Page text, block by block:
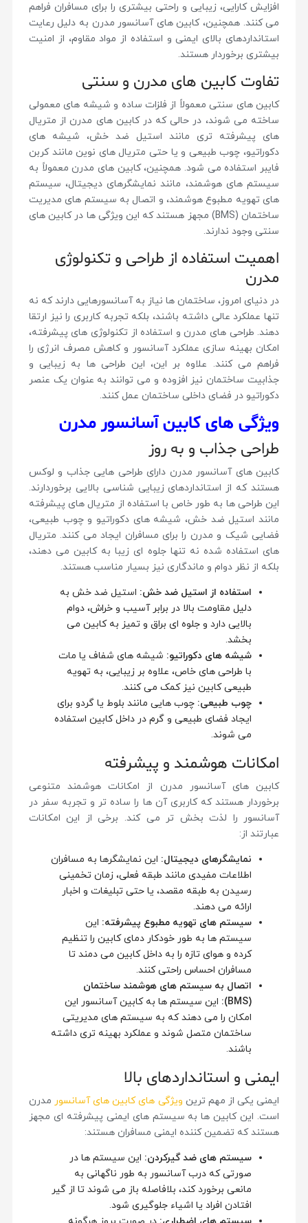
افزایش کارایی، زیبایی و راحتی بیشتری را برای مسافران فراهم
می کنند. همچنین، کابین های آسانسور مدرن به دلیل رعایت
استانداردهای بالای ایمنی و استفاده از مواد مقاوم، از امنیت
بیشتری برخوردار هستند.
تفاوت کابین های مدرن و سنتی
کابین های سنتی معمولاً از فلزات ساده و شیشه های معمولی
ساخته می شوند، در حالی که در کابین های مدرن از متریال
های پیشرفته تری مانند استیل ضد خش، شیشه های
دکوراتیو، چوب طبیعی و یا حتی متریال های نوین مانند کربن
فایبر استفاده می شود. همچنین، کابین های مدرن معمولاً به
سیستم های هوشمند، مانند نمایشگرهای دیجیتال، سیستم
های تهویه مطبوع هوشمند، و اتصال به سیستم های مدیریت
ساختمان (BMS) مجهز هستند که این ویژگی ها در کابین های
سنتی وجود ندارند.
اهمیت استفاده از طراحی و تکنولوژی
مدرن
در دنیای امروز، ساختمان ها نیاز به آسانسورهایی دارند که نه
تنها عملکرد عالی داشته باشند، بلکه تجربه کاربری را نیز ارتقا
دهند. طراحی های مدرن و استفاده از تکنولوژی های پیشرفته،
امکان بهینه سازی عملکرد آسانسور و کاهش مصرف انرژی را
فراهم می کنند. علاوه بر این، این طراحی ها به زیبایی و
جذابیت ساختمان نیز افزوده و می توانند به عنوان یک عنصر
دکوراتیو در فضای داخلی ساختمان عمل کنند.
ویژگی های کابین آسانسور مدرن
طراحی جذاب و به روز
کابین های آسانسور مدرن دارای طراحی هایی جذاب و لوکس
هستند که از استانداردهای زیبایی شناسی بالایی برخوردارند.
این طراحی ها به طور خاص با استفاده از متریال های پیشرفته
مانند استیل ضد خش، شیشه های دکوراتیو و چوب طبیعی،
فضایی شیک و مدرن را برای مسافران ایجاد می کنند. متریال
های استفاده شده نه تنها جلوه ای زیبا به کابین می دهند،
بلکه از نظر دوام و ماندگاری نیز بسیار مناسب هستند.
استفاده از استیل ضد خش: استیل ضد خش به
دلیل مقاومت بالا در برابر آسیب و خراش، دوام
بالایی دارد و جلوه ای براق و تمیز به کابین می
بخشد.
شیشه های دکوراتیو: شیشه های شفاف یا مات
با طراحی های خاص، علاوه بر زیبایی، به تهویه
طبیعی کابین نیز کمک می کنند.
چوب طبیعی: چوب هایی مانند بلوط یا گردو برای
ایجاد فضای طبیعی و گرم در داخل کابین استفاده
می شوند.
امکانات هوشمند و پیشرفته
کابین های آسانسور مدرن از امکانات هوشمند متنوعی
برخوردار هستند که کاربری آن ها را ساده تر و تجربه سفر در
آسانسور را لذت بخش تر می کند. برخی از این امکانات
عبارتند از:
نمایشگرهای دیجیتال: این نمایشگرها به مسافران
اطلاعات مفیدی مانند طبقه فعلی، زمان تخمینی
رسیدن به طبقه مقصد، یا حتی تبلیغات و اخبار
ارائه می دهند.
سیستم های تهویه مطبوع پیشرفته: این
سیستم ها به طور خودکار دمای کابین را تنظیم
کرده و هوای تازه را به داخل کابین می دمند تا
مسافران احساس راحتی کنند.
اتصال به سیستم های هوشمند ساختمان
(BMS):
این سیستم ها به کابین آسانسور این
امکان را می دهند که به سیستم های مدیریتی
ساختمان متصل شوند و عملکرد بهینه تری داشته
باشند.
ایمنی و استانداردهای بالا
ایمنی یکی از مهم ترین ویژگی های کابین های آسانسور مدرن
است. این کابین ها به سیستم های ایمنی پیشرفته ای مجهز
هستند که تضمین کننده ایمنی مسافران هستند:
سیستم های ضد گیرکردن: این سیستم ها در
صورتی که درب آسانسور به طور ناگهانی به
مانعی برخورد کند، بلافاصله باز می شوند تا از گیر
افتادن افراد یا اشیاء جلوگیری شود.